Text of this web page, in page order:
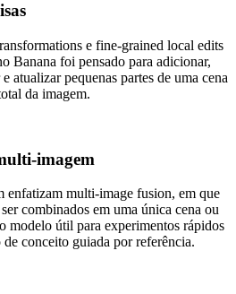
e fine-grained local edits
Banana foi pensado para adicionar,
atualizar pequenas partes de uma cena
da imagem.
imagem
enfatizam multi-image fusion, em que
combinados em uma única cena ou
modelo útil para experimentos rápidos
conceito guiada por referência.